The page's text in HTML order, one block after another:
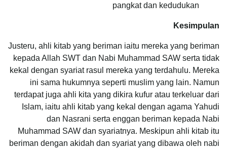
pangkat dan kedudukan
Kesimpulan
Justeru, ahli kitab yang beriman iaitu mereka yang beriman
kepada Allah SWT dan Nabi Muhammad SAW serta tidak
kekal dengan syariat rasul mereka yang terdahulu. Mereka
ini sama hukumnya seperti muslim yang lain. Namun
terdapat juga ahli kita yang dikira kufur atau terkeluar dari
Islam, iaitu ahli kitab yang kekal dengan agama Yahudi
dan Nasrani serta enggan beriman kepada Nabi
Muhammad SAW dan syariatnya. Meskipun ahli kitab itu
beriman dengan akidah dan syariat yang dibawa oleh nabi